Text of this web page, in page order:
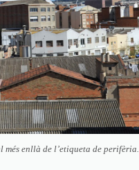
enllà de l’etiqueta de perifèria.